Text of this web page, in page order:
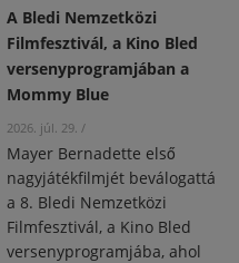
A Bledi Nemzetközi
Filmfesztivál, a Kino Bled
versenyprogramjában a
Mommy Blue
2026. júl. 29. /
Mayer Bernadette első
nagyjátékfilmjét beválogatták
a 8. Bledi Nemzetközi
Filmfesztivál, a Kino Bled
versenyprogramjába, ahol